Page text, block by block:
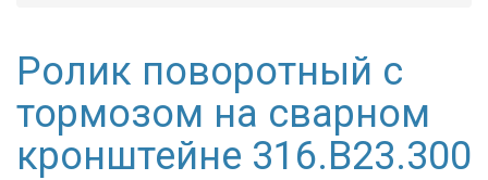
Ролик поворотный с
тормозом на сварном
кронштейне 316.B23.300